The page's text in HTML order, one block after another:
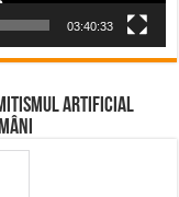
03:40:33
Artificial